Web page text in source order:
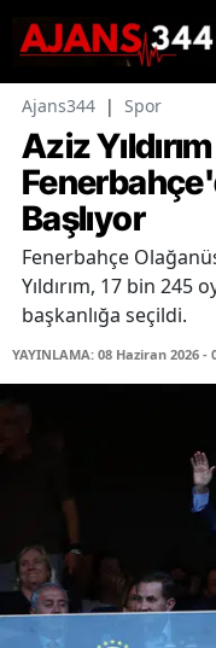
Ajans344 | Spor
Aziz
Başlıyor
Fenerbahçe
Yıldırım, 17 bin 245
başkanlığa seçildi.
YAYINLAMA: 08 Haziran 2026 -